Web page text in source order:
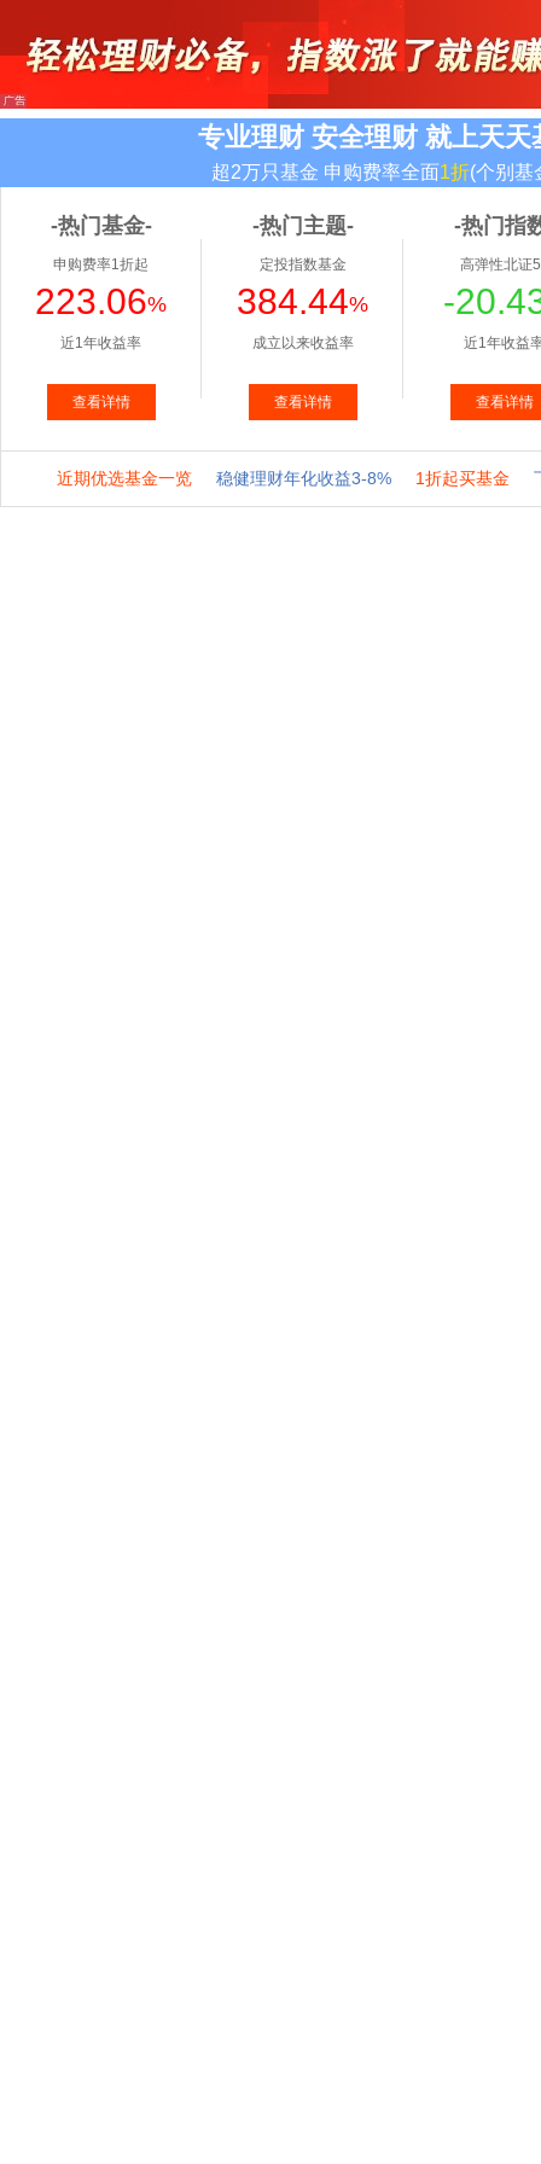
专业理财 安全理财 就上天天
超2万只基金 申购费率全面1折(个别基
-热门基金-
申购费率1折起
223.06%
近1年收益率
查看详情
-热门主题-
定投指数基金
384.44%
成立以来收益率
查看详情
-热门指
高弹性北证
-
近1年收益
查看详情
近期优选基金一览 稳健理财年化收益3-8% 1折起买基金